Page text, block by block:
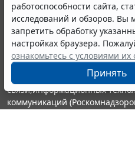
работоспособности сайта,
исследований и обзоров. Вы
запретить обработку
настройках браузера.
ознакомьтесь с условиями их
Принять
© ООО "НПП "ГАРАНТ-СЕРВИС",
выпускается с 1990 года.
являются участниками
информации ГАРАНТ.
Портал ГАРАНТ.РУ
издания Федеральной
связи,информационных
коммуникаций